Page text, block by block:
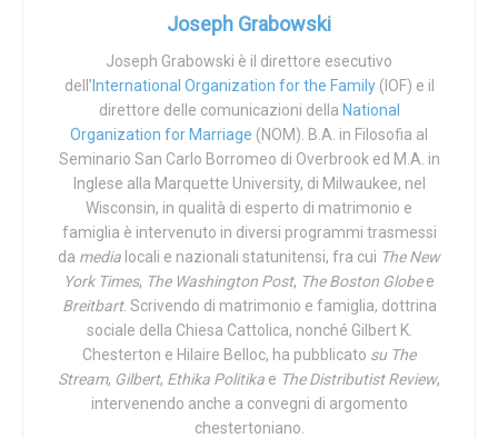
Negli Stati Uniti, dunque, l’aborto smette di essere
considerato un “diritto” federale. Ora, si tornerà allo
quo ante, ovvero alle legislazioni vigenti prima della
entenza «Roe v. Wade».
Milioni di vite verranno risparmiate.
Benché la battaglia per la difesa della sacralità della vita
continui, ora è giusto rallegrasi. La portata di questa nuova
sentenza infatti è straordinaria e di livello internazionale.
La sentenza della Corte Suprema federale
Joseph Grabowski
Joseph Grabowski è il direttore esecutivo
dell’ International Organization for the Family(IOF) e il
direttore delle comunicazioni della National
Organization for Marriage (NOM). B.A. in Filosofia al
Seminario San Carlo Borromeo di Overbrook ed M.A. in
Inglese alla Marquette University, di Milwaukee, nel
Wisconsin, in qualità di esperto di matrimonio e
famiglia è intervenuto in diversi programmi trasmessi
da media locali e nazionali statunitensi, fra cui The New
York Times, The Washington Post, The Boston Globee
Breitbart. Scrivendo di matrimonio e famiglia, dottrina
sociale della Chiesa Cattolica, nonché Gilbert K.
Chesterton e Hilaire Belloc, ha pubblicato su The
Stream, Gilbert, Ethika Politika e The Distributist Review,
intervenendo anche a convegni di argomento
chestertoniano.